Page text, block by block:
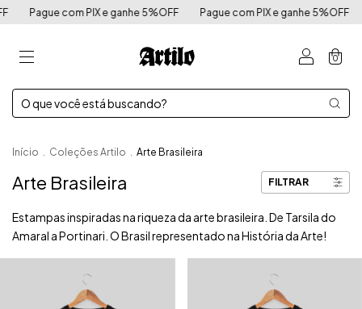
Pague com PIX e ganhe 5%OFF Pague com PIX e ganhe 5%OFF
0
Início . Coleções Artilo . Arte Brasileira
Arte Brasileira FILTRAR
Estampas inspiradas na riqueza da arte brasileira. De Tarsila do
Amaral a Portinari. O Brasil representado na História da Arte!